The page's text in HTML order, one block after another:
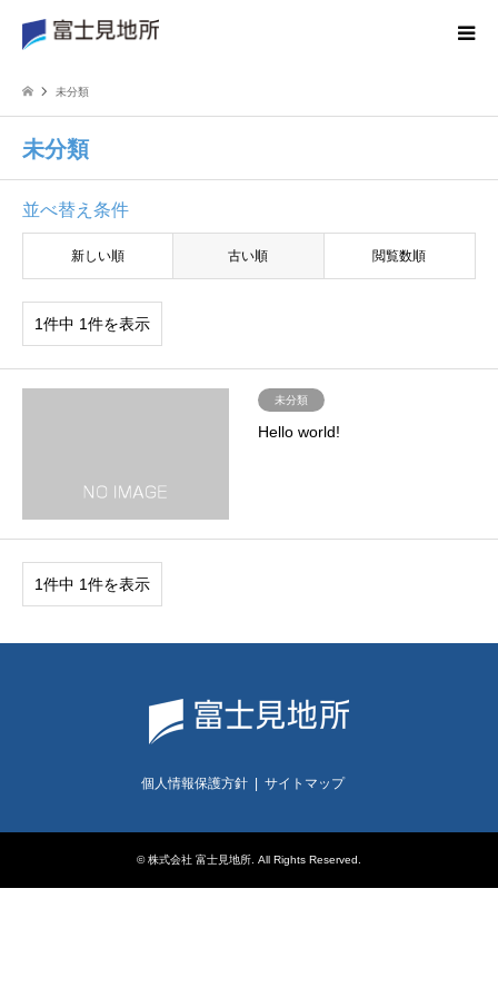
未分類
未分類
並べ替え条件
新しい順 古い順 閲覧数順
1件中 1件を表示
未分類
Hello world!
1件中 1件を表示
個人情報保護方針 サイトマップ
©株式会社 富士見地所 . All Rights Reserved.